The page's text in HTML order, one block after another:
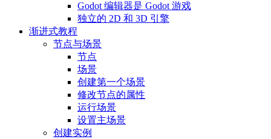
Godot 编辑器是 Godot 游戏
独立的 2D 和 3D 引擎
渐进式教程
节点与场景
节点
场景
创建第一个场景
修改节点的属性
运行场景
设置主场景
创建实例